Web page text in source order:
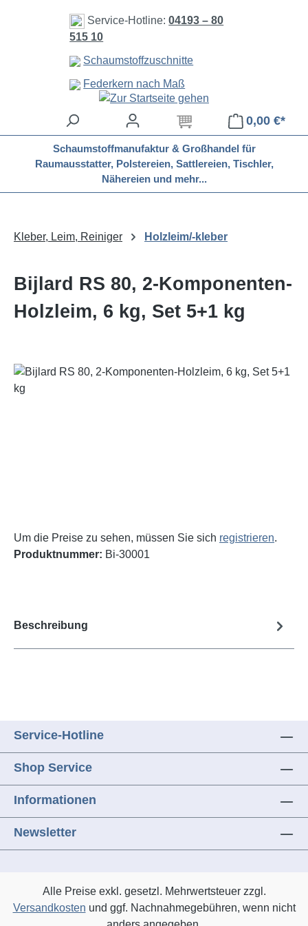
Zum Hauptinhalt springen
Service-Hotline:04193 – 80
515 10
Schaumstoffzuschnitte
Federkern nach Maß
0,00 €*
Schaumstoffmanufaktur & Großhandel für
Raumausstatter, Polstereien, Sattlereien, Tischler,
Nähereien und mehr...
Kleber, Leim, Reiniger Holzleim/-kleber
Bijlard RS 80, 2-Komponenten-
Holzleim, 6 kg, Set 5+1 kg
Bildergalerie überspringen
Um die Preise zu sehen, müssen Sie sich registrieren.
Produktnummer: Bi-30001
Beschreibung
Service-Hotline
Shop Service
Informationen
Newsletter
Alle Preise exkl. gesetzl. Mehrwertsteuer zzgl.
Versandkosten und ggf. Nachnahmegebühren, wenn nicht